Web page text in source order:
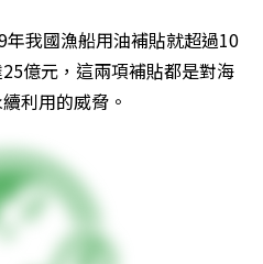
我國漁船用油補貼就超過10
億元，這兩項補貼都是對海
利用的威脅。